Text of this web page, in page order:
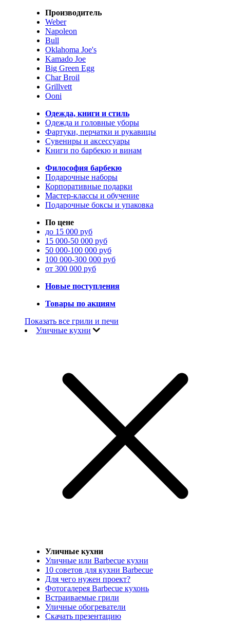
Производитель
Weber
Napoleon
Bull
Oklahoma Joe's
Kamado Joe
Big Green Egg
Char Broil
Grillvett
Ooni
Одежда, книги и стиль
Одежда и головные уборы
Фартуки, перчатки и рукавицы
Сувениры и аксессуары
Книги по барбекю и винам
Философия барбекю
Подарочные наборы
Корпоративные подарки
Мастер-классы и обучение
Подарочные боксы и упаковка
По цене
до 15 000 руб
15 000-50 000 руб
50 000-100 000 руб
100 000-300 000 руб
от 300 000 руб
Новые поступления
Товары по акциям
Показать все грили и печи
Уличные кухни
Уличные кухни
Уличные или Barbecue кухни
10 советов для кухни Barbecue
Для чего нужен проект?
Фотогалерея Barbecue кухонь
Встраиваемые грили
Уличные обогреватели
Скачать презентацию